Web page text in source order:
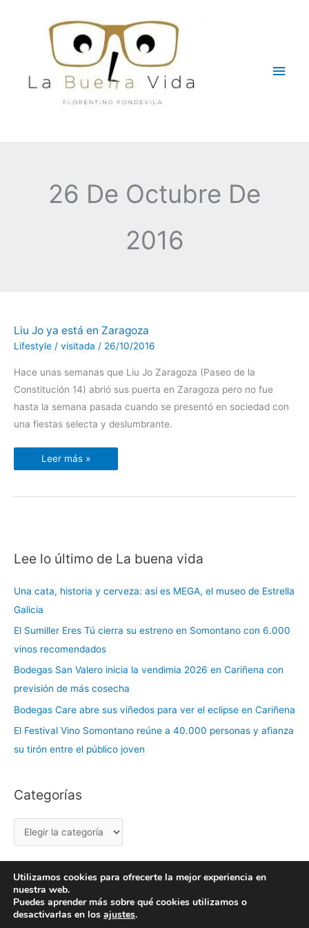
26 De Octubre De
2016
Liu Jo ya está en Zaragoza
Lifestyle / visitada / 26/10/2016
Hace unas semanas que Liu Jo Zaragoza (Paseo de la
Constitución 14) abrió sus puerta en Zaragoza pero no fue
hasta la semana pasada cuando se presentó en sociedad con
una fiestas selecta y deslumbrante.
Liu
Jo
ya
está
Zaragoza
Leer más »
Lee lo último de La buena vida
Una cata, historia y cerveza: así es MEGA, el museo de Estrella
Galicia
El Sumiller Eres Tú cierra su estreno en Somontano con 6.000
vinos recomendados
Bodegas San Valero inicia la vendimia 2026 en Cariñena con
previsión de más cosecha
Bodegas Care abre sus viñedos para ver el eclipse en Cariñena
El Festival Vino Somontano reúne a 40.000 personas y afianza
su tirón entre el público joven
Categorías
C
t
e
g
o
r
í
a
s
Copyright © 2026 labuenavidaenzaragoza.com
Sitio web protegido porMantenimiento web Zaragoza
Utilizamos cookies para ofrecerte la mejor experiencia en
nuestra web.
Puedes aprender más sobre qué cookies utilizamos o
desactivarlas en los ajustes.